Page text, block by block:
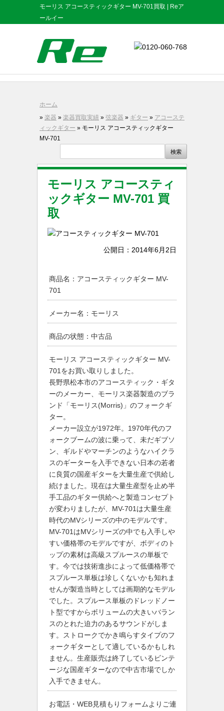
モーリス アコースティックギター MV-701買取 | Reア
ールイー
ホーム
» 楽器 » 楽器買取実績 » 弦楽器 » ギター » アコーステ
ィックギター » モーリス アコースティックギター
MV-701
モーリス アコースティ
ックギター MV-701 買
取
公開日： 2014年6月2日
商品名：アコースティックギター MV-
701
メーカー名：モーリス
商品の状態：中古品
モーリス アコースティックギター MV-
701をお買い取りしました。
長野県松本市のアコースティック・ギタ
ーのメーカー、モーリス楽器製造のブラ
ンド「モーリス(Morris)」のフォークギ
ター。
メーカー設立が1972年。1970年代のフ
ォークブームの波に乗って、未だギブソ
ン、ギルドやマーチンのようなハイクラ
スのギーターを入手できない日本の若者
に良質の国産ギターを大量生産で供給し
続けました。現在は大量生産型を止め半
手工品のギター供給へと製造コンセプト
が変わりましたが、MV-701は大量生産
時代のMVシリーズの中のモデルです。
MV-701はMVシリーズの中でも入手しや
すい価格帯のモデルですが、ボディのト
ップの素材は高級スプルースの単板で
す。今では技術進歩によって低価格帯で
スプルース単板は珍しくないかも知れま
せんが製造当時としては画期的なモデル
でした。スプルース単板のドレッドノー
ト型ですからボリュームの大きいバラン
スのとれた迫力のあるサウンドがしま
す。ストロークでかき鳴らすタイプのフ
ォークギターとして適しているかもしれ
ません。生産販売は終了しているビンテ
ージな国産ギターなので中古市場でしか
入手できません。
お電話・WEB見積もりフォームよりご連